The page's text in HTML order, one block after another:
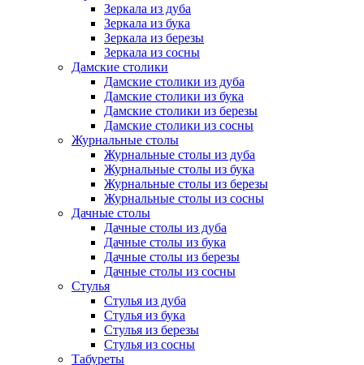
Зеркала из дуба
Зеркала из бука
Зеркала из березы
Зеркала из сосны
Дамские столики
Дамские столики из дуба
Дамские столики из бука
Дамские столики из березы
Дамские столики из сосны
Журнальные столы
Журнальные столы из дуба
Журнальные столы из бука
Журнальные столы из березы
Журнальные столы из сосны
Дачные столы
Дачные столы из дуба
Дачные столы из бука
Дачные столы из березы
Дачные столы из сосны
Стулья
Стулья из дуба
Стулья из бука
Стулья из березы
Стулья из сосны
Табуреты